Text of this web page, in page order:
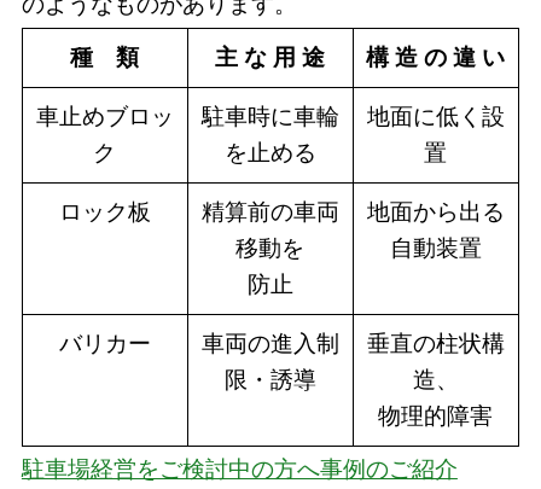
種 類 主 な 用 途 構 造 の 違 い
車止めブロッ
ク
駐車時に車輪
を止める
地面に低く設
置
ロック板
精算前の車両
移動を
防止
地面から出る
自動装置
バリカー
車両の進入制
限・誘導
垂直の柱状構
造、
物理的障害
駐車場経営をご検討中の方へ事例のご紹介